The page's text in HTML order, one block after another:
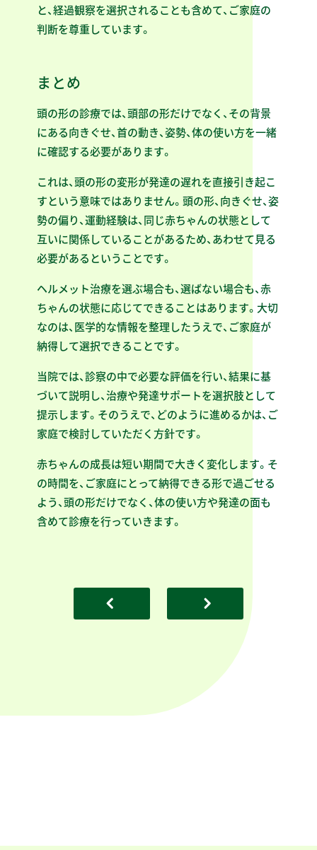
と、経過観察を選択されることも含めて、ご家庭の
判断を尊重しています。
まとめ
頭の形の診療では、頭部の形だけでなく、その背景
にある向きぐせ、首の動き、姿勢、体の使い方を一緒
に確認する必要があります。
これは、頭の形の変形が発達の遅れを直接引き起こ
すという意味ではありません。頭の形、向きぐせ、姿
勢の偏り、運動経験は、同じ赤ちゃんの状態として
互いに関係していることがあるため、あわせて見る
必要があるということです。
ヘルメット治療を選ぶ場合も、選ばない場合も、赤
ちゃんの状態に応じてできることはあります。大切
なのは、医学的な情報を整理したうえで、ご家庭が
納得して選択できることです。
当院では、診察の中で必要な評価を行い、結果に基
づいて説明し、治療や発達サポートを選択肢として
提示します。そのうえで、どのように進めるかは、ご
家庭で検討していただく方針です。
赤ちゃんの成長は短い期間で大きく変化します。そ
の時間を、ご家庭にとって納得できる形で過ごせる
よう、頭の形だけでなく、体の使い方や発達の面も
含めて診療を行っていきます。